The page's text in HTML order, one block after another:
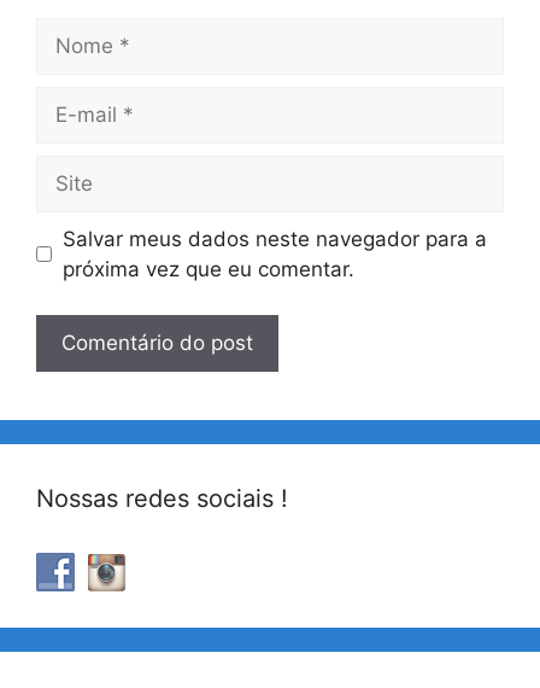
mail
Salvar meus dados neste navegador para a
próxima vez que eu comentar.
Nossas redes sociais !